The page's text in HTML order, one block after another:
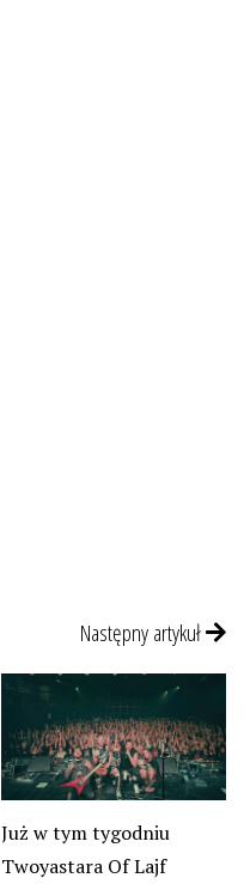
Następny artykuł
Już w tym tygodniu
Twoyastara Of Lajf